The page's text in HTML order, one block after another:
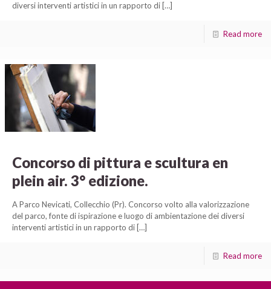
diversi interventi artistici in un rapporto di […]
Read more
Concorso di pittura e scultura en
plein air. 3° edizione.
A Parco Nevicati, Collecchio (Pr). Concorso volto alla valorizzazione
del parco, fonte di ispirazione e luogo di ambientazione dei diversi
interventi artistici in un rapporto di […]
Read more